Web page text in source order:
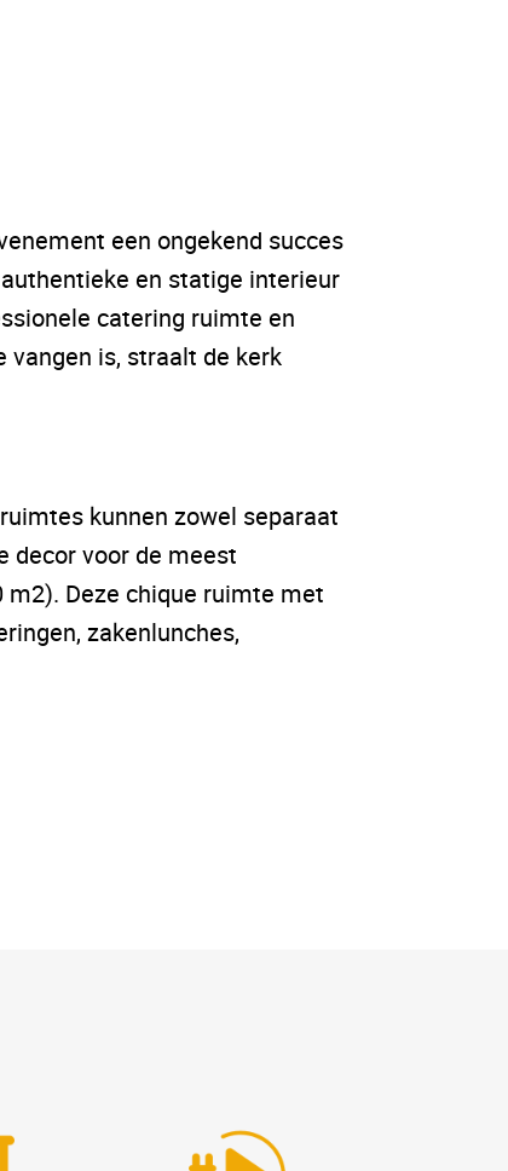
een ongekend succes
en statige interieur
catering ruimte en
vangen is, straalt de kerk
kunnen zowel separaat
decor voor de meest
Deze chique ruimte met
zakenlunches,